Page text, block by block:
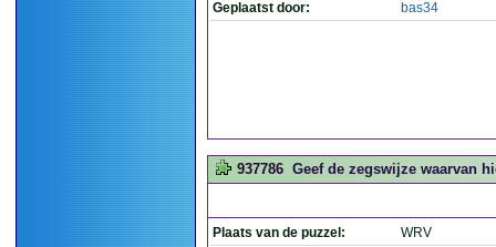
Geplaatst door: bas34
937786 Geef de zegswijze waarvan
Plaats van de puzzel:
WRV